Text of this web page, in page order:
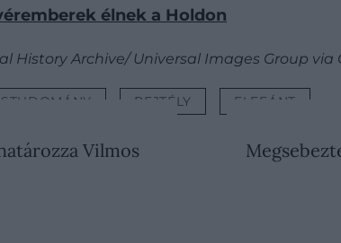
élnek a Holdon
History Archive/ Universal Images Group via
REJTÉLY ELEFÁNT
Vilmos